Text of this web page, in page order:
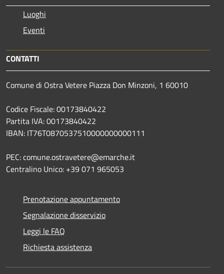
Luoghi
Eventi
CONTATTI
Comune di Ostra Vetere Piazza Don Minzoni, 1 60010
Codice Fiscale: 00173840422
Partita IVA: 00173840422
IBAN: IT76T0870537510000000000111
PEC: comune.ostravetere@emarche.it
Centralino Unico: +39 071 965053
Prenotazione appuntamento
Segnalazione disservizio
Leggi le FAQ
Richiesta assistenza